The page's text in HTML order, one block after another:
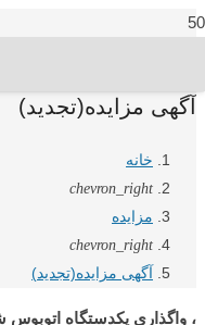
آگهی مزایده(تجدید)
خانه
chevron_right
مزایده
chevron_right
آگهی مزایده(تجدید)
، واگذاری یکدستگاه اتوبوس